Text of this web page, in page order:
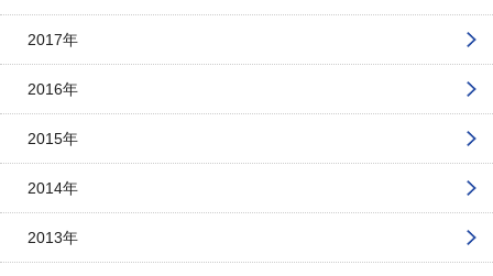
2017年
2016年
2015年
2014年
2013年